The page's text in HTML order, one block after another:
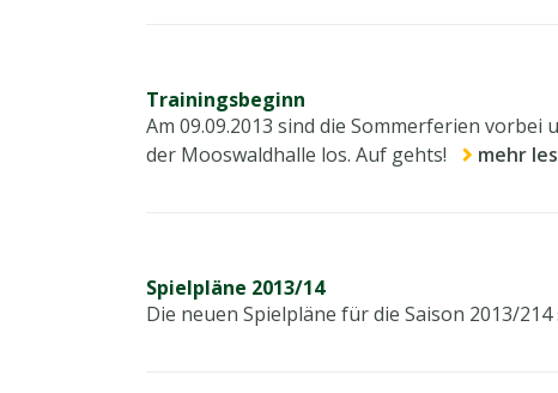
Trainingsbeginn
Am 09.09.2013 sind die Sommerferien
der Mooswaldhalle los. Auf gehts!
mehr
Spielpläne 2013/14
Die neuen Spielpläne für die Saison 2013/